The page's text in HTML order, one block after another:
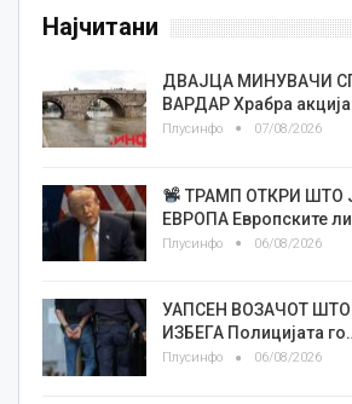
Најчитани
ДВАЈЦА МИНУВАЧИ
ВАРДАР Храбра акција
Плусинфо 07/08/2026
ТРАМП ОТКРИ ШТО
ЕВРОПА Европските
Плусинфо 06/08/2026
УАПСЕН ВОЗАЧОТ
ИЗБЕГА Полицијата
Плусинфо 06/08/2026